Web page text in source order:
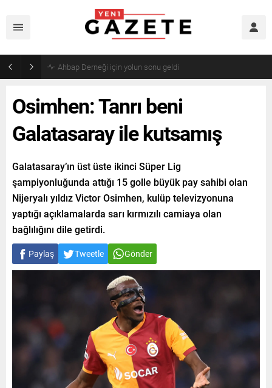
Mourinho’dan Arda Güler’e kötü haber
Osimhen: Tanrı beni
Galatasaray ile kutsamış
Galatasaray’ın üst üste ikinci Süper Lig
şampiyonluğunda attığı 15 golle büyük pay sahibi olan
Nijeryalı yıldız Victor Osimhen, kulüp televizyonuna
yaptığı açıklamalarda sarı kırmızılı camiaya olan
bağlılığını dile getirdi.
Paylaş Tweetle Gönder